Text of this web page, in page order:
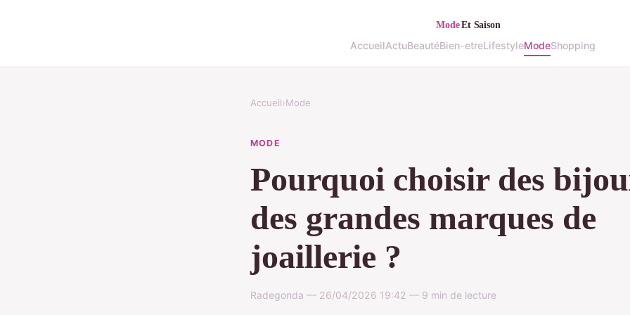
AccueilActuBeautéBien-etreLifestyleModeShopping
Accueil›Mode
MODE
Pourquoi choisir des
des grandes marques de
joaillerie ?
Radegonda — 26/04/2026 19:42 — 9 min de lecture